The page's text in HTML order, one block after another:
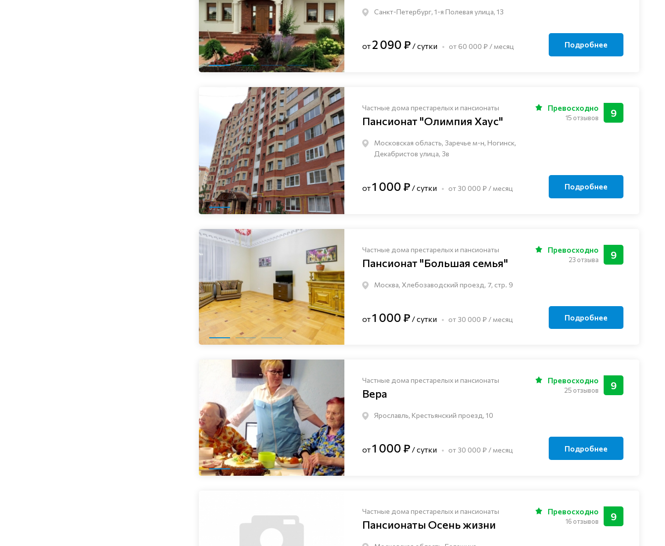
Санкт-Петербург, 1-я Полевая улица, 13
от 2 090 ₽ / сутки от 60 000 ₽ / месяц Подробнее
Частные дома престарелых и пансионаты
Пансионат "Олимпия Хаус"
Московская область, Заречье м-н, Ногинск, ​
Декабристов улица, 3в
9
Превосходно
15 отзывов
от1 000 ₽ / сутки от 30 000 ₽ / месяц Подробнее
Частные дома престарелых и пансионаты
Пансионат "Большая семья"
Москва, Хлебозаводский проезд, 7, стр. 9
9
Превосходно
23 отзыва
от1 000 ₽ / сутки от 30 000 ₽ / месяц Подробнее
Частные дома престарелых и пансионаты
Вера
Ярославль, Крестьянский проезд, 10
9
Превосходно
25 отзывов
от1 000 ₽ / сутки от 30 000 ₽ / месяц Подробнее
Частные дома престарелых и пансионаты
Пансионаты Осень жизни
9
Превосходно
16 отзывов